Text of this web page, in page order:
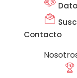
Contacto